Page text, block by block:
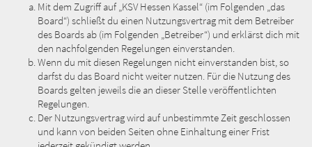
Mit dem Zugriff auf „KSV Hessen Kassel“ (im Folgenden „das
Board“) schließt du einen Nutzungsvertrag mit dem Betreiber
des Boards ab (im Folgenden „Betreiber“) und erklärst dich mit
den nachfolgenden Regelungen einverstanden.
Wenn du mit diesen Regelungen nicht einverstanden bist, so
darfst du das Board nicht weiter nutzen. Für die Nutzung des
Boards gelten jeweils die an dieser Stelle veröffentlichten
Regelungen.
Der Nutzungsvertrag wird auf unbestimmte Zeit geschlossen
und kann von beiden Seiten ohne Einhaltung einer Frist